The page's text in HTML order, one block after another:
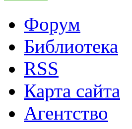
Форум
Библиотека
RSS
Карта сайта
Агентство